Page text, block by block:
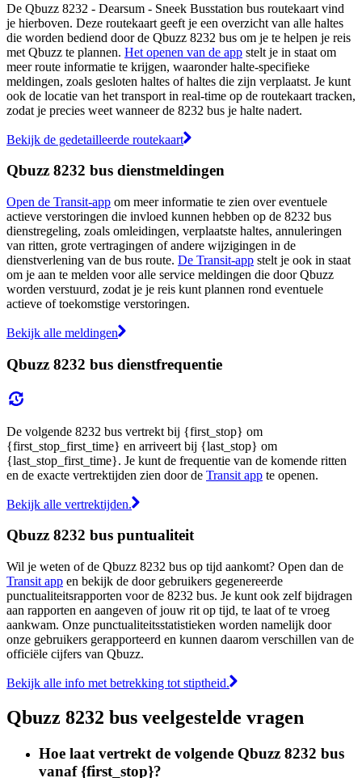
De Qbuzz 8232 - Dearsum - Sneek Busstation bus routekaart vind
je hierboven. Deze routekaart geeft je een overzicht van alle haltes
die worden bediend door de Qbuzz 8232 bus om je te helpen je reis
met Qbuzz te plannen. Het openen van de app stelt je in staat om
meer route informatie te krijgen, waaronder halte-specifieke
meldingen, zoals gesloten haltes of haltes die zijn verplaatst. Je kunt
ook de locatie van het transport in real-time op de routekaart tracken,
zodat je precies weet wanneer de 8232 bus je halte nadert.
Bekijk de gedetailleerde routekaart
Qbuzz 8232 bus dienstmeldingen
Open de Transit-app om meer informatie te zien over eventuele
actieve verstoringen die invloed kunnen hebben op de 8232 bus
dienstregeling, zoals omleidingen, verplaatste haltes, annuleringen
van ritten, grote vertragingen of andere wijzigingen in de
dienstverlening van de bus route. De Transit-app stelt je ook in staat
om je aan te melden voor alle service meldingen die door Qbuzz
worden verstuurd, zodat je je reis kunt plannen rond eventuele
actieve of toekomstige verstoringen.
Bekijk alle meldingen
Qbuzz 8232 bus dienstfrequentie
De volgende 8232 bus vertrekt bij {first_stop} om
{first_stop_first_time} en arriveert bij {last_stop} om
{last_stop_first_time}. Je kunt de frequentie van de komende ritten
en de exacte vertrektijden zien door de Transit app te openen.
Bekijk alle vertrektijden.
Qbuzz 8232 bus puntualiteit
Wil je weten of de Qbuzz 8232 bus op tijd aankomt? Open dan de
Transit app en bekijk de door gebruikers gegenereerde
punctualiteitsrapporten voor de 8232 bus. Je kunt ook zelf bijdragen
aan rapporten en aangeven of jouw rit op tijd, te laat of te vroeg
aankwam. Onze punctualiteitsstatistieken worden namelijk door
onze gebruikers gerapporteerd en kunnen daarom verschillen van de
officiële cijfers van Qbuzz.
Bekijk alle info met betrekking tot stiptheid.
Qbuzz 8232 bus veelgestelde vragen
Hoe laat vertrekt de volgende Qbuzz 8232 bus
vanaf {first_stop}?